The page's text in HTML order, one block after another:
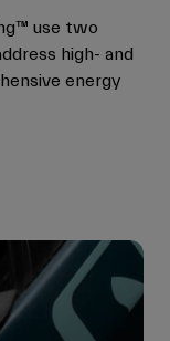
use two
high- and
energy